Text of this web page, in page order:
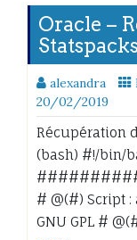
Oracle –
alexandra
20/02/2019
Récupération
(bash) #!/bin/
# @(#) Script
GNU GPL #